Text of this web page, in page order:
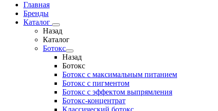
Главная
Бренды
Каталог
Назад
Каталог
Ботокс
Назад
Ботокс
Ботокс с максимальным питанием
Ботокс с пигментом
Ботокс с эффектом выпрямления
Ботокс-концентрат
Классический ботокс